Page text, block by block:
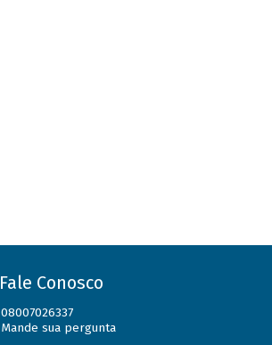
Fale Conosco
08007026337
Mande sua pergunta